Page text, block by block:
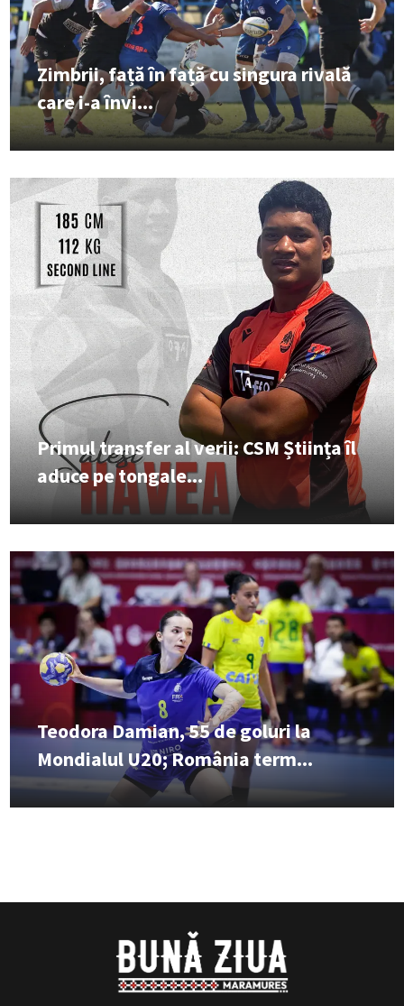
Zimbrii, față în față cu singura rivală
care i-a învi...
Primul transfer al verii: CSM Știința îl
aduce pe tongale...
Teodora Damian, 55 de goluri la
Mondialul U20; România term...